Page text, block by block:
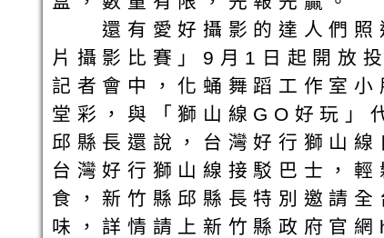
還有愛好攝影的達人們照
片攝影比賽」9月1日起開放
記者會中，化蛹舞蹈工作室
堂彩，與「獅山線GO好玩」
邱縣長還說，台灣好行獅山
台灣好行獅山線接駁巴士，
食，新竹縣邱縣長特別邀請
味，詳情請上新竹縣政府